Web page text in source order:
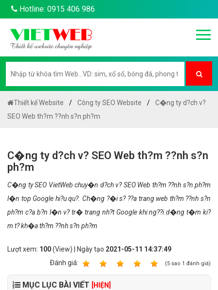
Hotline: 0915 406 986
Thiết kế Website Công ty SEO Website
C�ng ty d?ch v?
SEO Web th?m ??nh s?n ph?m
C�ng ty d?ch v? SEO Web th?m ??nh s?n
ph?m
C�ng ty SEO VietWeb chuy�n d?ch v? SEO Web th?m ??nh s?n ph?m
l�n top Google hi?u qu?. Ch�ng ?�i s? ??a trang web th?m ??nh s?n
ph?m c?a b?n l�n v? tr� trang nh?t Google khi ng??i d�ng t�m ki?
m t? kh�a th?m ??nh s?n ph?m
Lượt xem: 100(View) | Ngày tạo 2021-05-11 14:37:49
Ðánh giá:
(5 sao 1 đánh giá)
MỤC LỤC BÀI VIẾT [HIỆN]